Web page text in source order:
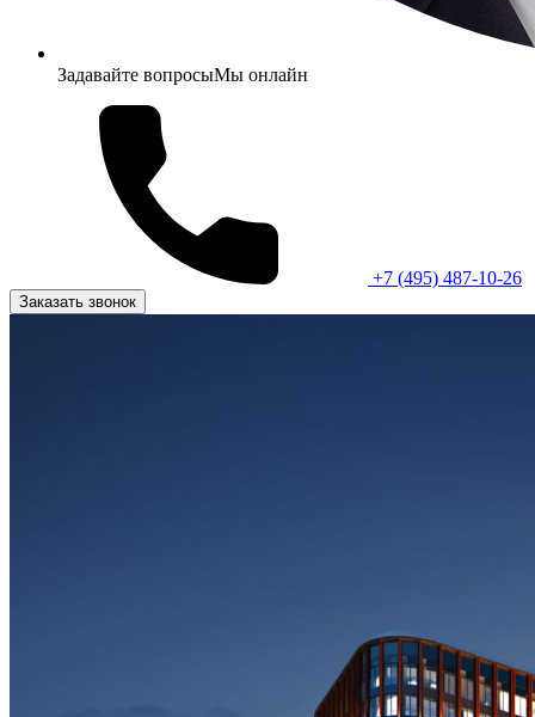
Задавайте вопросыМы онлайн
+7 (495) 487-10-26
Заказать звонок